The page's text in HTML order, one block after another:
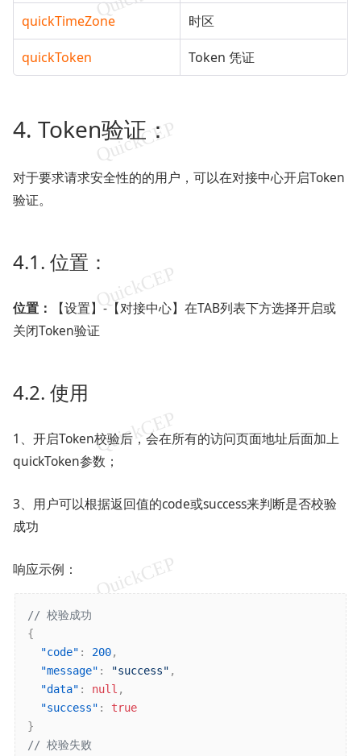
quickTimeZone 时区
quickToken Token 凭证
4. Token验证：
对于要求请求安全性的的用户，可以在对接中心开启Token
验证。
4.1. 位置：
位置：
【设置】-【对接中心】在TAB列表下方选择开启或
关闭Token验证
4.2. 使用
1、开启Token校验后，会在所有的访问页面地址后面加上
quickToken参数；
3、用户可以根据返回值的code或success来判断是否校验
成功
响应示例：
// 校验成功
{
"code" : 200,
"message" : "success" ,
"data" : null ,
"success" :
true
}
// 校验失败